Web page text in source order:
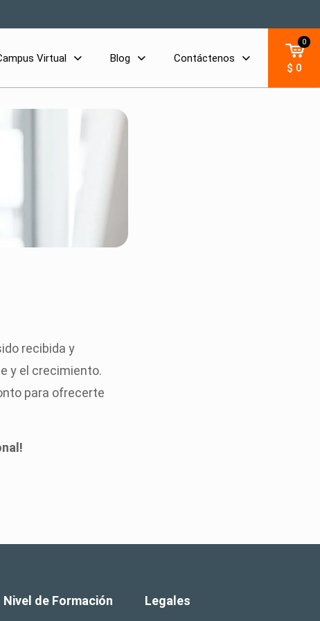
Virtual Blog Contáctenos
0
$ 0
recibida y
y el crecimiento.
para ofrecerte
Nivel de Formación Legales